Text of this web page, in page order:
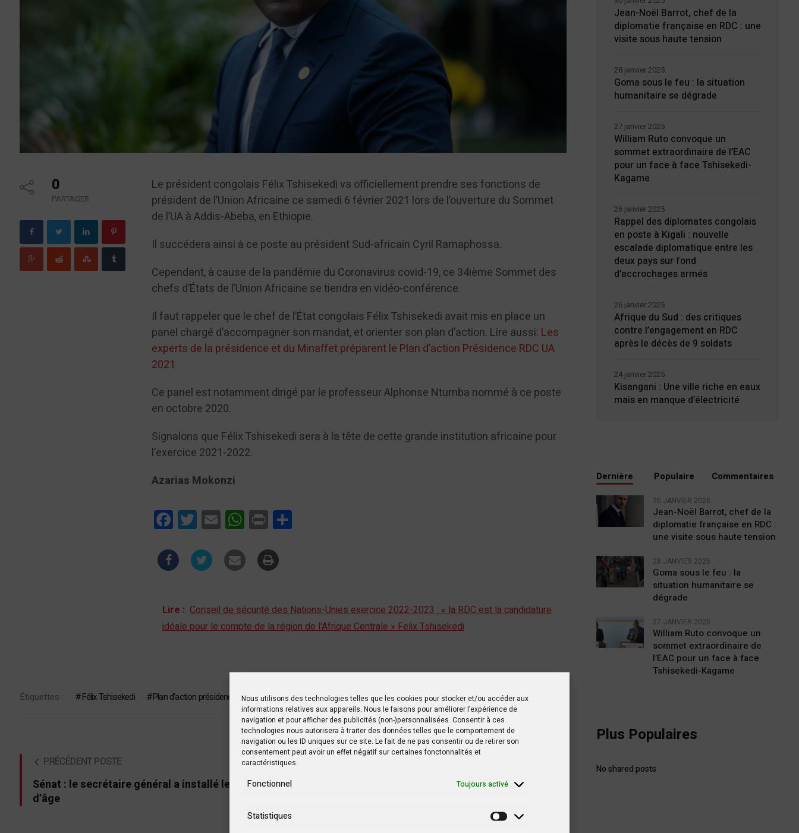
Nous utilisons des technologies telles que les cookies pour stocker et/ou accéder aux
informations relatives aux appareils. Nous le faisons pour améliorer l’expérience de
navigation et pour afficher des publicités (non-)personnalisées. Consentir à ces
technologies nous autorisera à traiter des données telles que le comportement de
navigation ou les ID uniques sur ce site. Le fait de ne pas consentir ou de retirer son
consentement peut avoir un effet négatif sur certaines fonctonnalités et
caractéristiques.
Fonctionnel Toujours activé
Statistiques
Statistiques
0
PARTAGER
Le président congolais Félix Tshisekedi va officiellement prendre ses fonctions de
président de l’Union Africaine ce samedi 6 février 2021 lors de l’ouverture du Sommet
de l’UA à Addis-Abeba, en Ethiopie.
Il succédera ainsi à ce poste au président Sud-africain Cyril Ramaphossa.
Cependant, à cause de la pandémie du Coronavirus covid-19, ce 34ième Sommet des
chefs d’États de l’Union Africaine se tiendra en vidéo-conférence.
Il faut rappeler que le chef de l’État congolais Félix Tshisekedi avait mis en place un
panel chargé d’accompagner son mandat, et orienter son plan d’action. Lire aussi: Les
experts de la présidence et du Minaffet préparent le Plan d’action Présidence RDC UA
2021
Ce panel est notamment dirigé par le professeur Alphonse Ntumba nommé à ce poste
en octobre 2020.
Signalons que Félix Tshisekedi sera à la tête de cette grande institution africaine pour
l’exercice 2021-2022.
Azarias Mokonzi
FacebookTwitterEmail WhatsApp
Print
Lire : Conseil de sécurité des Nations-Unies exercice 2022-2023 : « la RDC est la candidature
idéale pour le compte de la région de l'Afrique Centrale » Felix Tshisekedi
Étiquettes : Félix Tshisekedi Plan d'action présidence UA 2021 UA Union africaine
PRÉCÉDENT POSTE
Sénat : le secrétaire général a installé le bureau
d’âge
Les sénateurs FCC dénoncent une « dérive
Jean-Noël Barrot, chef de la
diplomatie française en RDC : une
visite sous haute tension
Goma sous le feu : la situation
humanitaire se dégrade
28 janvier 2025
William Ruto convoque un
sommet extraordinaire de l’EAC
pour un face à face Tshisekedi-
Kagame
27 janvier 2025
Rappel des diplomates congolais
en poste à Kigali : nouvelle
escalade diplomatique entre les
deux pays sur fond
d’accrochages armés
26 janvier 2025
Afrique du Sud : des critiques
contre l’engagement en RDC
après le décès de 9 soldats
26 janvier 2025
Kisangani : Une ville riche en eaux
mais en manque d’électricité
24 janvier 2025
Dernière Populaire Commentaires
30 JANVIER 2025
Jean-Noël Barrot, chef de la
diplomatie française en RDC :
une visite sous haute tension
28 JANVIER 2025
Goma sous le feu : la
situation humanitaire se
dégrade
27 JANVIER 2025
William Ruto convoque un
sommet extraordinaire de
l’EAC pour un face à face
Tshisekedi-Kagame
Plus Populaires
No shared posts